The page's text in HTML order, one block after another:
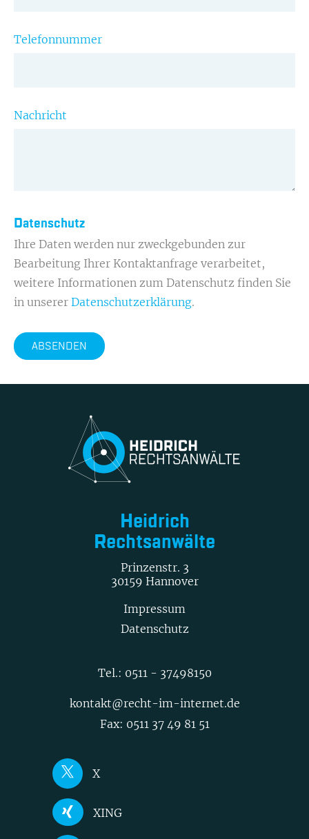
Telefonnummer
Nachricht
Datenschutz
Ihre Daten werden nur zweckgebunden zur
Bearbeitung Ihrer Kontaktanfrage verarbeitet,
weitere Informationen zum Datenschutz finden Sie
in unserer Datenschutzerklärung.
ABSENDEN
Heidrich
Rechtsanwälte
Prinzenstr. 3
30159 Hannover
Impressum
Datenschutz
Tel.: 0511 - 37498150
kontakt@recht-im-internet.de
Fax: 0511 37 49 81 51
X
Joerg Heidrich
XING